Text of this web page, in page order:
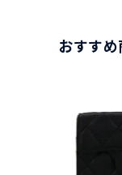
おすすめ